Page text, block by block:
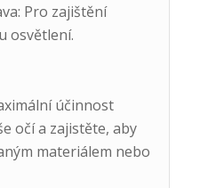
Pro zajištění
osvětlení.
účinnost
očí a zajistěte, aby
materiálem nebo